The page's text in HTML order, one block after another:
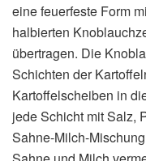
eine feuerfeste Form
halbierten
übertragen. Die
Schichten der
Kartoffelscheiben in
jede Schicht mit Salz,
Sahne-Milch-